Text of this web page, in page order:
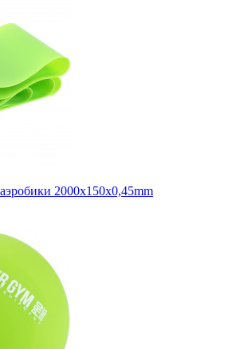
2000x150x0,45mm